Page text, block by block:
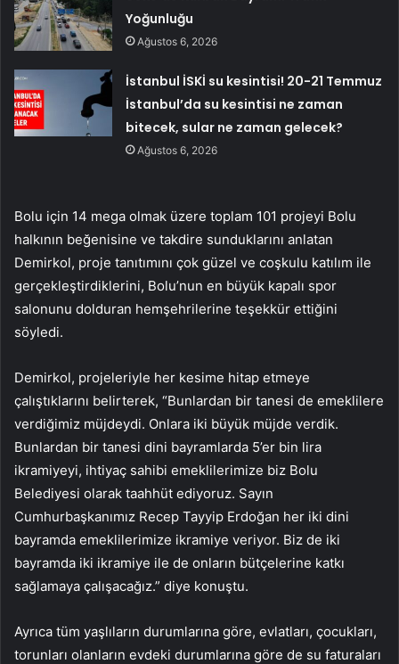
Yoğunluğu
Ağustos 6, 2026
İstanbul İSKİ su kesintisi! 20-21 Temmuz
İstanbul’da su kesintisi ne zaman
bitecek, sular ne zaman gelecek?
Ağustos 6, 2026
Bolu için 14 mega olmak üzere toplam 101 projeyi Bolu
halkının beğenisine ve takdire sunduklarını anlatan
Demirkol, proje tanıtımını çok güzel ve coşkulu katılım ile
gerçekleştirdiklerini, Bolu’nun en büyük kapalı spor
salonunu dolduran hemşehrilerine teşekkür ettiğini
söyledi.
Demirkol, projeleriyle her kesime hitap etmeye
çalıştıklarını belirterek, “Bunlardan bir tanesi de emeklilere
verdiğimiz müjdeydi. Onlara iki büyük müjde verdik.
Bunlardan bir tanesi dini bayramlarda 5’er bin lira
ikramiyeyi, ihtiyaç sahibi emeklilerimize biz Bolu
Belediyesi olarak taahhüt ediyoruz. Sayın
Cumhurbaşkanımız Recep Tayyip Erdoğan her iki dini
bayramda emeklilerimize ikramiye veriyor. Biz de iki
bayramda iki ikramiye ile de onların bütçelerine katkı
sağlamaya çalışacağız.” diye konuştu.
Ayrıca tüm yaşlıların durumlarına göre, evlatları, çocukları,
torunları olanların evdeki durumlarına göre de su faturaları